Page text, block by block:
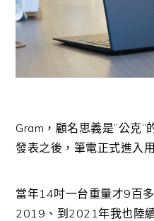
Gram，顧名思義是”公克
發表之後，筆電正式進入
當年14吋一台重量才9百
2019、到2021年我也陸